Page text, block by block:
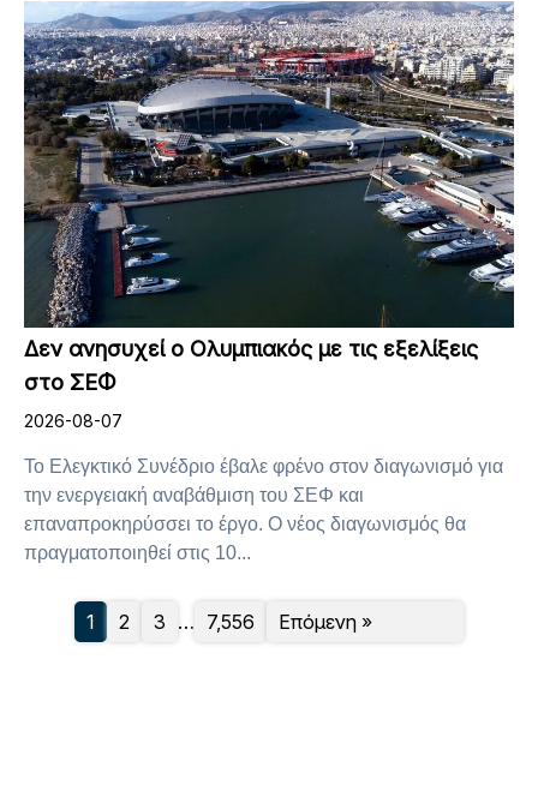
Δεν ανησυχεί ο Ολυμπιακός με τις εξελίξεις
στο ΣΕΦ
2026-08-07
Το Ελεγκτικό Συνέδριο έβαλε φρένο στον διαγωνισμό για
την ενεργειακή αναβάθμιση του ΣΕΦ και
επαναπροκηρύσσει το έργο. Ο νέος διαγωνισμός θα
πραγματοποιηθεί στις 10...
1 2 3 … 7,556 Επόμενη »